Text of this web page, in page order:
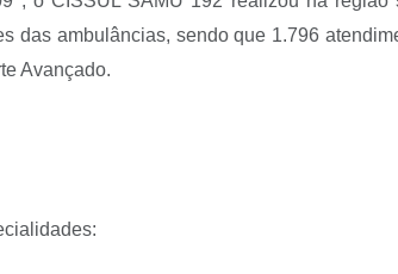
das ambulâncias, sendo que 1.796
Avançado.